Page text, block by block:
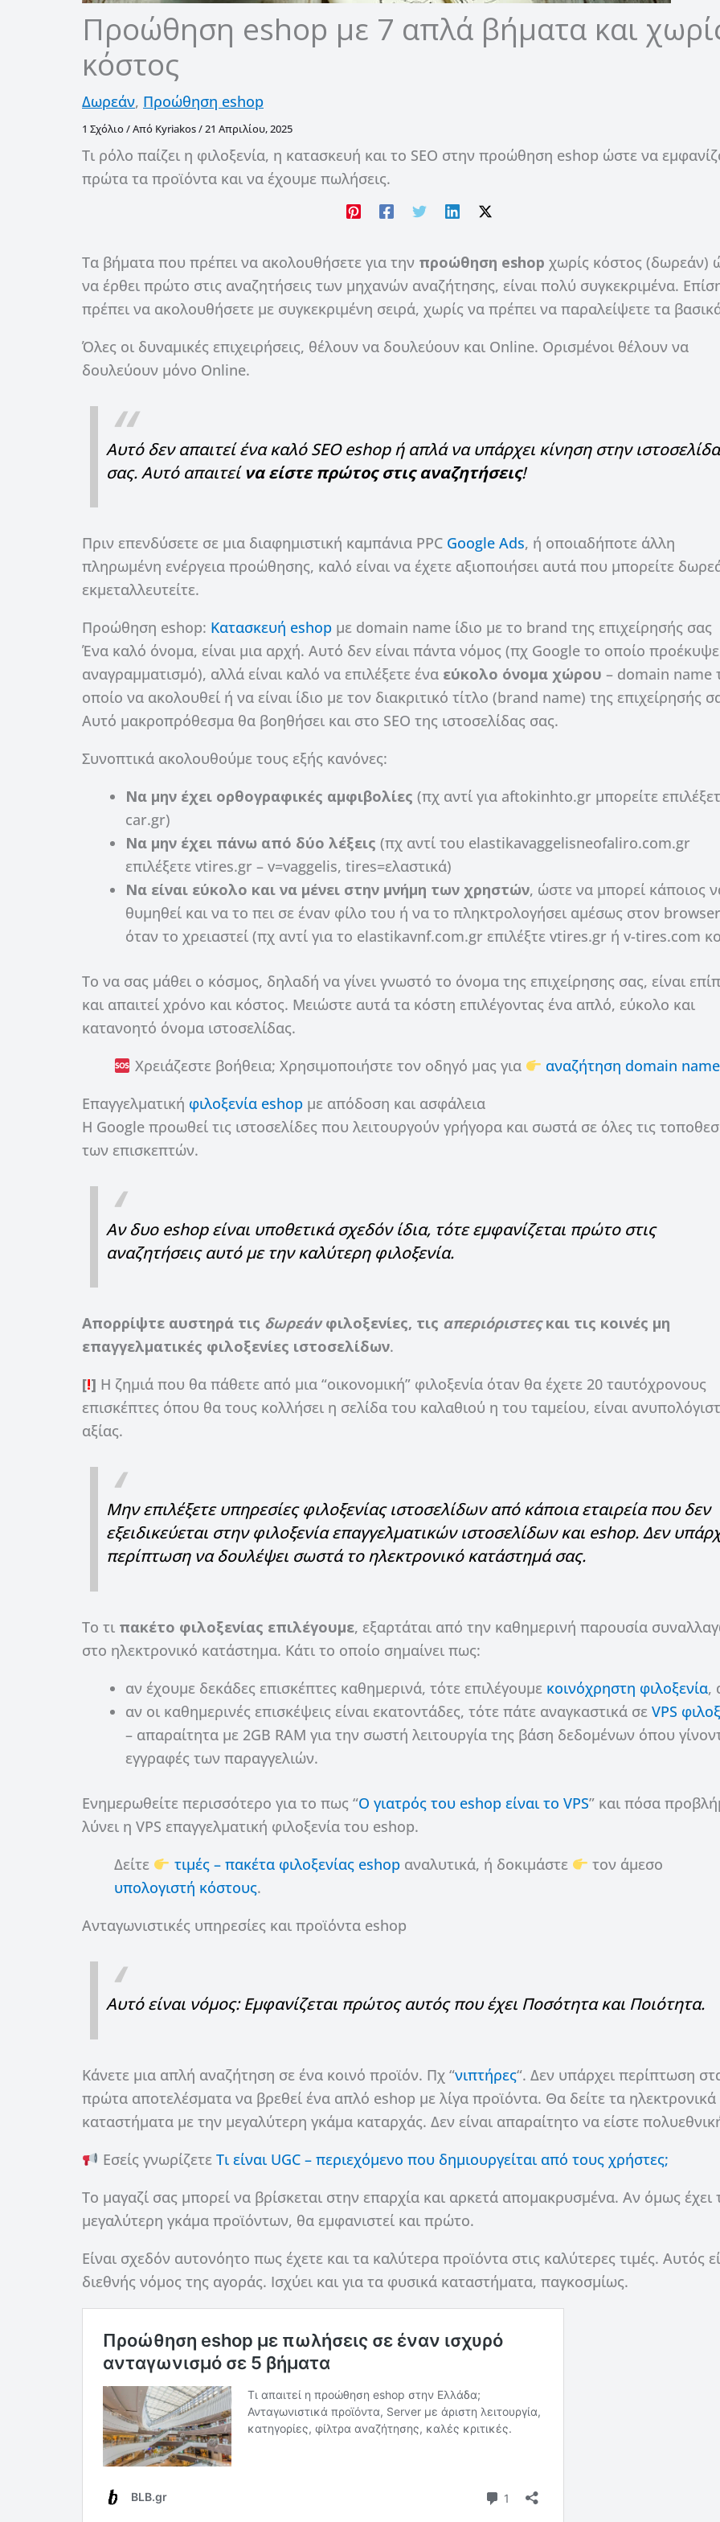
Προώθηση eshop με 7 απλά βήματα και
κόστος
Δωρεάν, Προώθηση eshop
1 Σχόλιο/ Από Kyriakos/21 Απριλίου, 2025
Τι ρόλο παίζει η φιλοξενία, η κατασκευή και το SEO στην προώθηση eshop ώστε να
πρώτα τα προϊόντα και να έχουμε πωλήσεις.
Τα βήματα που πρέπει να ακολουθήσετε για την προώθηση eshop χωρίς κόστος (δωρεάν)
να έρθει πρώτο στις αναζητήσεις των μηχανών αναζήτησης, είναι πολύ συγκεκριμένα.
πρέπει να ακολουθήσετε με συγκεκριμένη σειρά, χωρίς να πρέπει να παραλείψετε τα
Όλες οι δυναμικές επιχειρήσεις, θέλουν να δουλεύουν και Online. Ορισμένοι θέλουν να
δουλεύουν μόνο Online.
Αυτό δεν απαιτεί ένα καλό SEO eshop ή απλά να υπάρχει κίνηση στην ιστοσελίδα
σας. Αυτό απαιτείνα είστε πρώτος στις αναζητήσεις!
Πριν επενδύσετε σε μια διαφημιστική καμπάνια PPC Google Ads, ή οποιαδήποτε άλλη
πληρωμένη ενέργεια προώθησης, καλό είναι να έχετε αξιοποιήσει αυτά που μπορείτε
εκμεταλλευτείτε.
Προώθηση eshop: Κατασκευή eshop με domain name ίδιο με το brand της επιχείρησής σας
Ένα καλό όνομα, είναι μια αρχή. Αυτό δεν είναι πάντα νόμος (πχ Google το οποίο
αναγραμματισμό), αλλά είναι καλό να επιλέξετε ένα εύκολο όνομα χώρου – domain name
οποίο να ακολουθεί ή να είναι ίδιο με τον διακριτικό τίτλο (brand name) της επιχείρησής
Αυτό μακροπρόθεσμα θα βοηθήσει και στο SEO της ιστοσελίδας σας.
Συνοπτικά ακολουθούμε τους εξής κανόνες:
Να μην έχει ορθογραφικές αμφιβολίες (πχ αντί για aftokinhto.gr μπορείτε
car.gr)
Να μην έχει πάνω από δύο λέξεις (πχ αντί του elastikavaggelisneofaliro.com.gr
επιλέξετε vtires.gr – v=vaggelis, tires=ελαστικά)
Να είναι εύκολο και να μένει στην μνήμη των χρηστών, ώστε να μπορεί κάποιος
θυμηθεί και να το πει σε έναν φίλο του ή να το πληκτρολογήσει αμέσως στον browser
όταν το χρειαστεί (πχ αντί για το elastikavnf.com.gr επιλέξτε vtires.gr ή v-tires.com
Το να σας μάθει ο κόσμος, δηλαδή να γίνει γνωστό το όνομα της επιχείρησης σας, είναι
και απαιτεί χρόνο και κόστος. Μειώστε αυτά τα κόστη επιλέγοντας ένα απλό, εύκολο και
κατανοητό όνομα ιστοσελίδας.
Χρειάζεστε βοήθεια; Χρησιμοποιήστε τον οδηγό μας για
αναζήτηση domain name
Επαγγελματική φιλοξενία eshop με απόδοση και ασφάλεια
Η Google προωθεί τις ιστοσελίδες που λειτουργούν γρήγορα και σωστά σε όλες τις
των επισκεπτών.
Αν δυο eshop είναι υποθετικά σχεδόν ίδια, τότε εμφανίζεται πρώτο στις
αναζητήσεις αυτό με την καλύτερη φιλοξενία.
Απορρίψτε αυστηρά τις δωρεάνφιλοξενίες, τις απεριόριστεςκαι τις κοινές μη
επαγγελματικές φιλοξενίες ιστοσελίδων.
[!] Η ζημιά που θα πάθετε από μια “οικονομική” φιλοξενία όταν θα έχετε 20 ταυτόχρονους
επισκέπτες όπου θα τους κολλήσει η σελίδα του καλαθιού η του ταμείου, είναι
αξίας.
Μην επιλέξετε υπηρεσίες φιλοξενίας ιστοσελίδων από κάποια εταιρεία που δεν
εξειδικεύεται στην φιλοξενία επαγγελματικών ιστοσελίδων και eshop. Δεν
περίπτωση να δουλέψει σωστά το ηλεκτρονικό κατάστημά σας.
Το τι πακέτο φιλοξενίας επιλέγουμε, εξαρτάται από την καθημερινή παρουσία
στο ηλεκτρονικό κατάστημα. Κάτι το οποίο σημαίνει πως:
αν έχουμε δεκάδες επισκέπτες καθημερινά, τότε επιλέγουμε κοινόχρηστη φιλοξενία,
αν οι καθημερινές επισκέψεις είναι εκατοντάδες, τότε πάτε αναγκαστικά σε VPS
– απαραίτητα με 2GB RAM για την σωστή λειτουργία της βάση δεδομένων όπου
εγγραφές των παραγγελιών.
Ενημερωθείτε περισσότερο για το πως “Ο γιατρός του eshop είναι το VPS” και πόσα
λύνει η VPS επαγγελματική φιλοξενία του eshop.
Δείτε
τιμές – πακέτα φιλοξενίας eshopαναλυτικά, ή δοκιμάστε
τον άμεσο
υπολογιστή κόστους.
Ανταγωνιστικές υπηρεσίες και προϊόντα eshop
Αυτό είναι νόμος: Εμφανίζεται πρώτος αυτός που έχει Ποσότητα και Ποιότητα.
Κάνετε μια απλή αναζήτηση σε ένα κοινό προϊόν. Πχ “νιπτήρες“. Δεν υπάρχει περίπτωση
πρώτα αποτελέσματα να βρεθεί ένα απλό eshop με λίγα προϊόντα. Θα δείτε τα ηλεκτρονικά
καταστήματα με την μεγαλύτερη γκάμα καταρχάς. Δεν είναι απαραίτητο να είστε
Εσείς γνωρίζετε Τι είναι UGC – περιεχόμενο που δημιουργείται από τους χρήστες;
Το μαγαζί σας μπορεί να βρίσκεται στην επαρχία και αρκετά απομακρυσμένα. Αν όμως έχει
μεγαλύτερη γκάμα προϊόντων, θα εμφανιστεί και πρώτο.
Είναι σχεδόν αυτονόητο πως έχετε και τα καλύτερα προϊόντα στις καλύτερες τιμές. Αυτός
διεθνής νόμος της αγοράς. Ισχύει και για τα φυσικά καταστήματα, παγκοσμίως.